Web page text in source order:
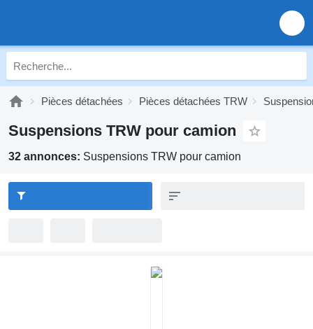
Pièces détachées Pièces détachées TRW
Suspensions TRW pour camion
32 annonces: Suspensions TRW pour camion